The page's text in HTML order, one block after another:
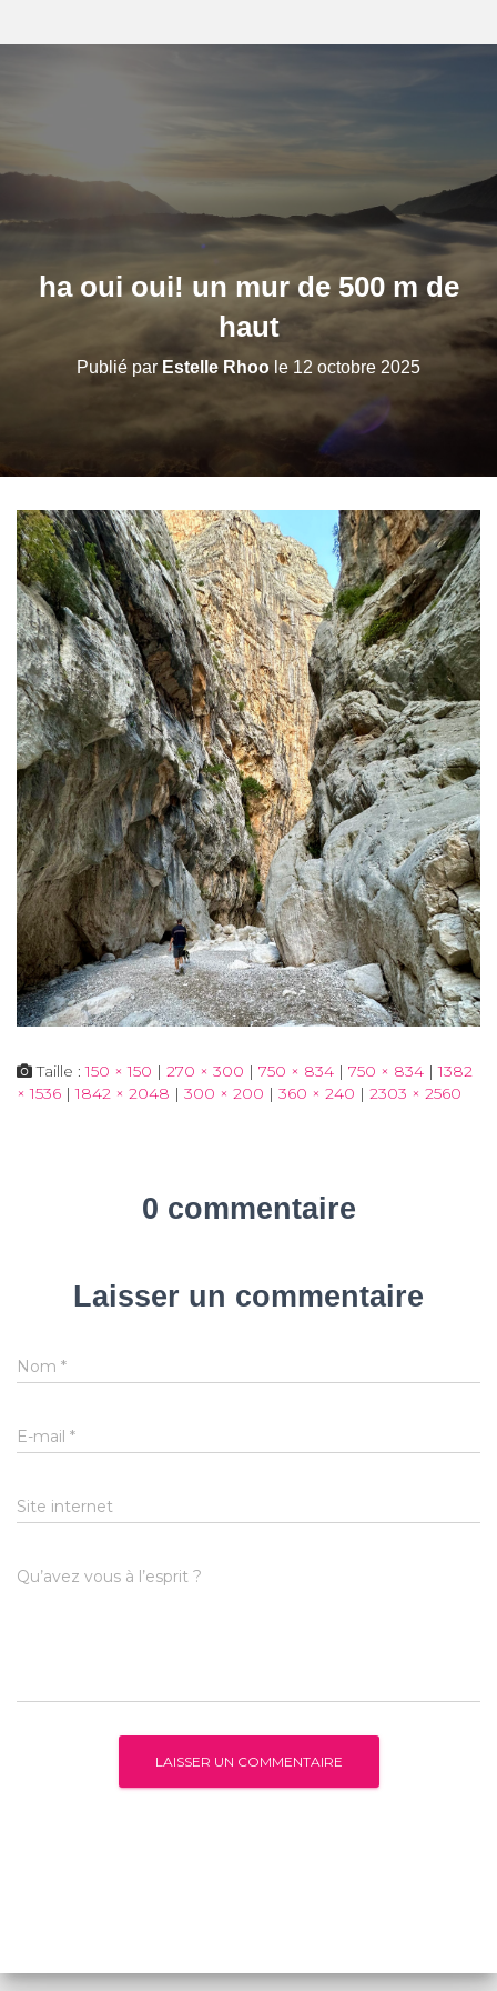
ha oui oui! un mur de 500 m de
haut
Publié par Estelle Rhoo le 12 octobre 2025
Taille :150 × 150 | 270 × 300 | 750 × 834 | 750 × 834 | 1382
× 1536 | 1842 × 2048 | 300 × 200 | 360 × 240 | 2303 × 2560
0 commentaire
Laisser un commentaire
Nom *
E-mail *
Site internet
Qu’avez vous à l’esprit ?